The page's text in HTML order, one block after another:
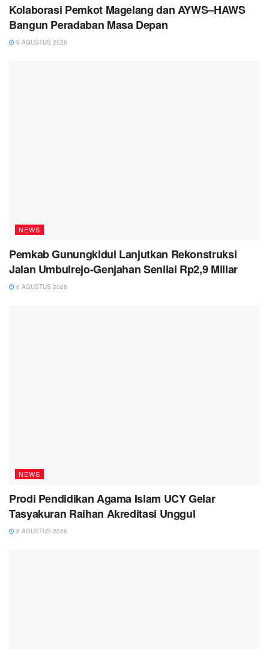
Kolaborasi Pemkot Magelang dan AYWS–HAWS
Bangun Peradaban Masa Depan
9 AGUSTUS 2026
NEWS
Pemkab Gunungkidul Lanjutkan Rekonstruksi
Jalan Umbulrejo-Genjahan Senilai Rp2,9 Miliar
8 AGUSTUS 2026
NEWS
Prodi Pendidikan Agama Islam UCY Gelar
Tasyakuran Raihan Akreditasi Unggul
8 AGUSTUS 2026